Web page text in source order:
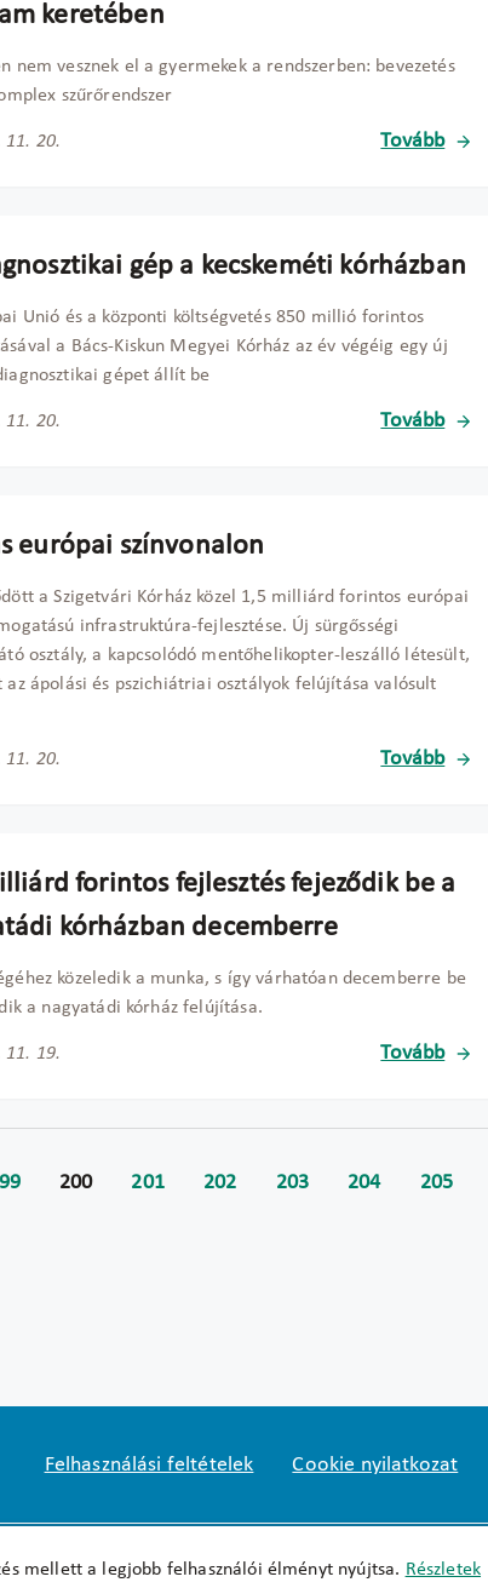
mellett a legjobb felhasználói élményt nyújtsa. Részletek
keretében
nem vesznek el a gyermekek a rendszerben: bevezetés
szűrőrendszer
11. 20. Tovább
gép a kecskeméti kórházban
Unió és a központi költségvetés 850 millió forintos
a Bács-Kiskun Megyei Kórház az év végéig egy új
gépet állít be
11. 20. Tovább
európai színvonalon
a Szigetvári Kórház közel 1,5 milliárd forintos európai
infrastruktúra-fejlesztése. Új sürgősségi
osztály, a kapcsolódó mentőhelikopter-leszálló létesült,
az ápolási és pszichiátriai osztályok felújítása valósult
11. 20. Tovább
forintos fejlesztés fejeződik be a
kórházban decemberre
közeledik a munka, s így várhatóan decemberre be
a nagyatádi kórház felújítása.
11. 19. Tovább
200 201 202 203 204 205
Felhasználási feltételek Cookie nyilatkozat
okfo@okfo.gov.hu +361 356